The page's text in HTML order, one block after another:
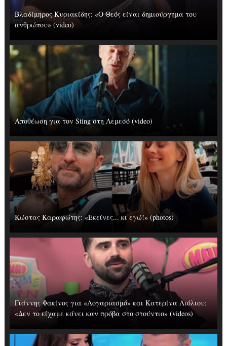
Βλαδίμηρος Κυριακίδης: «Ο Θεός είναι δημιούργημα του
ανθρώπου» (video)
Αποθέωση για τον Sting στη Λεμεσό (video)
Κώστας Καραφώτης: «Εκείνες... κι εγώ!» (photos)
Γιάννης Φακίνος για «Λογαριασμό» και Κατερίνα Λιόλιου:
«Δεν το είχαμε κάνει καν πρόβα στο στούντιο» (videos)